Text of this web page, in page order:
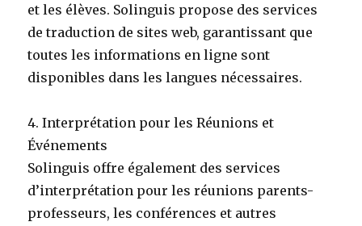
et les élèves. Solinguis propose des services
de traduction de sites web, garantissant que
toutes les informations en ligne sont
disponibles dans les langues nécessaires.
4. Interprétation pour les Réunions et
Événements
Solinguis offre également des services
d’interprétation pour les réunions parents-
professeurs, les conférences et autres